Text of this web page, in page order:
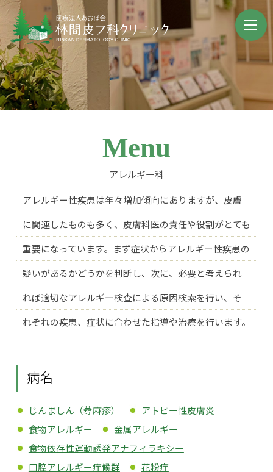
Menu
アレルギー科
アレルギー性疾患は年々増加傾向にありますが、皮膚
に関連したものも多く、皮膚科医の責任や役割がとても
重要になっています。まず症状からアレルギー性疾患の
疑いがあるかどうかを判断し、次に、必要と考えられ
れば適切なアレルギー検査による原因検索を行い、そ
れぞれの疾患、症状に合わせた指導や治療を行います。
病名
じんましん（蕁麻疹）
アトピー性皮膚炎
食物アレルギー
金属アレルギー
食物依存性運動誘発アナフィラキシー
口腔アレルギー症候群
花粉症